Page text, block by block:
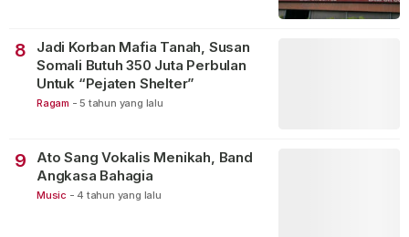
8
Jadi Korban Mafia Tanah, Susan
Somali Butuh 350 Juta Perbulan
Untuk “Pejaten Shelter”
Ragam - 5 tahun yang lalu
9
Ato Sang Vokalis Menikah, Band
Angkasa Bahagia
Music - 4 tahun yang lalu